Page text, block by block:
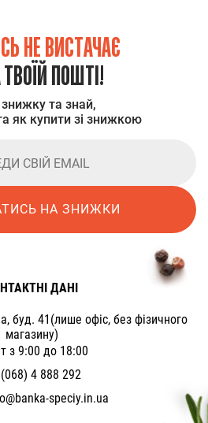
НЕ ВИСТАЧАЄ
ПОШТІ!
та знай,
як купити зі знижкою
НА ЗНИЖКИ
ДАНІ
буд. 41(лише офіс, без фізичного
магазину)
з 9:00 до 18:00
4 888 292
speciy.in.ua